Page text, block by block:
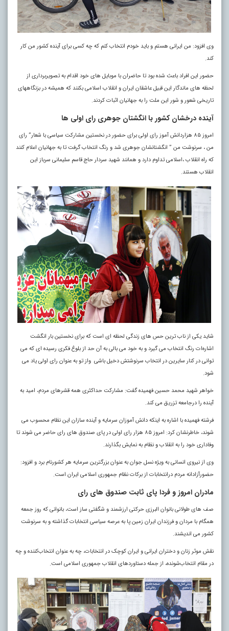
وی افزود: من ایرانی هستم و باید خودم انتخاب کنم که چه کسی برای آینده کشور من کار
کند.
حضور این افراد باعث شده بود تا حاضران با موبایل های خود اقدام به تصویربرداری از
لحظه های ماندگار این قبیل عاشقان ایران و انقلاب اسلامی بکنند که همیشه در بزنگاههای
تاریخی شعور و شور این ملت را به جهانیان اثبات کردند.
آینده درخشان کشور با انگشتان جوهری رای اولی ها
امروز ۸۵ هزاردانش آموز رای اولی برای حضور در نخستین مشارکت سیاسی با شعار” رای
من ، سرنوشت من ” انگشتانشان جوهری شد و رنگ انتخاب گرفت تا به جهانیان اعلام کنند
که راه انقلاب ،اسلامی تداوم دارد و همانند شهید سردار حاج قاسم سلیمانی سرباز این
انقلاب هستند.
شاید یکی از ناب ترین حس های زندگی لحظه ای است که برای نخستین بار انگشت
اشاره‌ات رنگ انتخاب می گیرد و به خود می بالی به آن حد از بلوغ فکری رسیده ای که می
توانی در کنار سایرین در انتخاب سرنوشتش دخیل باشی واز تو به عنوان رای اولی یاد می
شود.
خواهر شهید محمد حسین فهمیده گفت: مشارکت حداکثری همه قشرهای مردم، امید به
آینده را درجامعه تزریق می کند.
فرشته فهمیده با اشاره به اینکه دانش آموزان سرمایه و آینده سازان این نظام محسوب می
شوند، خاطرنشان کرد: امروز ۸۵ هزار رای اولی در پای صندوق های رای حاضر می شوند تا
وفاداری خود را به انقلاب و نظام به نمایش بگذارند.
وی از نیروی انسانی به ویژه نسل جوان به عنوان بزرگترین سرمایه هر کشورنام برد و افزود:
حضورآزادانه مردم درانتخابات از برکات نظام جمهوری اسلامی ایران است.
مادران امروز و فردا پای ثابت صندوق های رای
صف های طولانی بانوان البرزی حرکتی ارزشمند و شگفتی ساز است، بانوانی که روز جمعه
همگام با مردان و فرزندان ایران زمین پا به عرصه سیاسی انتخابات گذاشته و به سرنوشت
کشور می اندیشند.
نقش موثر زنان و دختران ایرانی و ایران کوچک در انتخابات، چه به عنوان انتخاب‌کننده و چه
در مقام انتخاب‌شونده، از جمله دستاوردهای انقلاب جمهوری اسلامی است.